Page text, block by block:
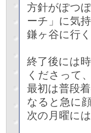
方針がぽつ
ーチ」に気
鎌ヶ谷に行
終了後には
くださって
最初は普段
なると急に
次の月曜に